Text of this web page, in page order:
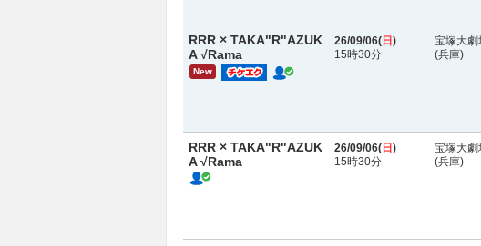
RRR × TAKA"R"AZUK
A √Rama
New
26/09/06( 日 )
15時30分
宝塚大劇
(兵庫)
RRR × TAKA"R"AZUK
A √Rama
26/09/06( 日 )
15時30分
宝塚大劇
(兵庫)